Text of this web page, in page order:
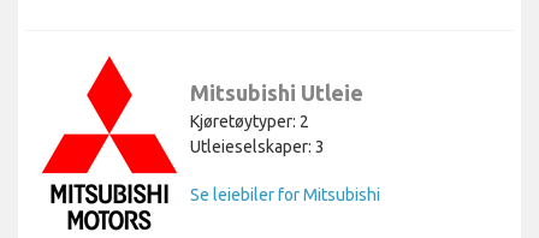
Mitsubishi Utleie
Kjøretøytyper: 2
Utleieselskaper: 3
Se leiebiler for Mitsubishi